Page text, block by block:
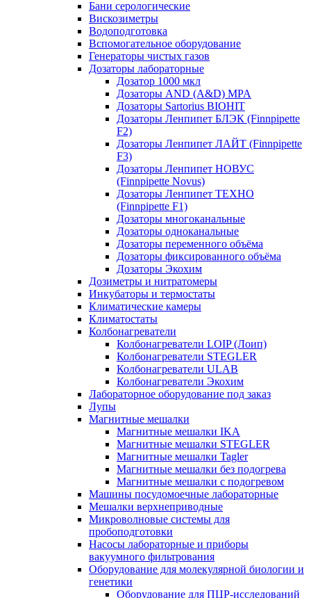
Бани серологические
Вискозиметры
Водоподготовка
Вспомогательное оборудование
Генераторы чистых газов
Дозаторы лабораторные
Дозатор 1000 мкл
Дозаторы AND (A&D) MPA
Дозаторы Sartorius BIOHIT
Дозаторы Ленпипет БЛЭК (Finnpipette
F2)
Дозаторы Ленпипет ЛАЙТ (Finnpipette
F3)
Дозаторы Ленпипет НОВУС
(Finnpipette Novus)
Дозаторы Ленпипет ТЕХНО
(Finnpipette F1)
Дозаторы многоканальные
Дозаторы одноканальные
Дозаторы переменного объёма
Дозаторы фиксированного объёма
Дозаторы Экохим
Дозиметры и нитратомеры
Инкубаторы и термостаты
Климатические камеры
Климатостаты
Колбонагреватели
Колбонагреватели LOIP (Лоип)
Колбонагреватели STEGLER
Колбонагреватели ULAB
Колбонагреватели Экохим
Лабораторное оборудование под заказ
Лупы
Магнитные мешалки
Магнитные мешалки IKA
Магнитные мешалки STEGLER
Магнитные мешалки Tagler
Магнитные мешалки без подогрева
Магнитные мешалки с подогревом
Машины посудомоечные лабораторные
Мешалки верхнеприводные
Микроволновые системы для
пробоподготовки
Насосы лабораторные и приборы
вакуумного фильтрования
Оборудование для молекулярной биологии и
генетики
Оборудование для ПЦР-исследований